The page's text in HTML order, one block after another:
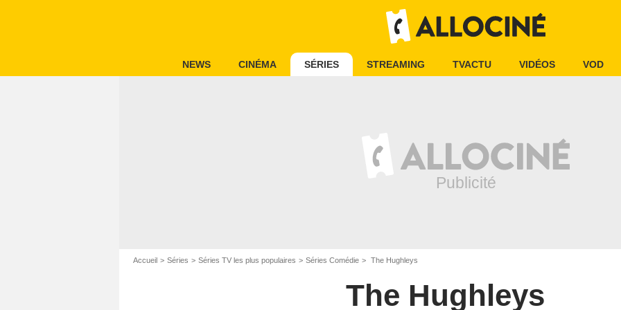
NEWS CINÉMA SÉRIES STREAMING TVACTU VIDÉOS VOD
Accueil Séries Séries TV les plus populaires Séries Comédie The Hughleys
The Hughleys